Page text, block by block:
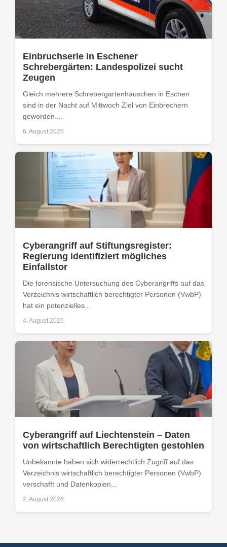
Einbruchserie in Eschener
Schrebergärten: Landespolizei sucht
Zeugen
Gleich mehrere Schrebergartenhäuschen in Eschen
sind in der Nacht auf Mittwoch Ziel von Einbrechern
geworden....
6. August 2026
Cyberangriff auf Stiftungsregister:
Regierung identifiziert mögliches
Einfallstor
Die forensische Untersuchung des Cyberangriffs auf das
Verzeichnis wirtschaftlich berechtigter Personen (VwbP)
hat ein potenzielles...
4. August 2026
Cyberangriff auf Liechtenstein – Daten
von wirtschaftlich Berechtigten gestohlen
Unbekannte haben sich widerrechtlich Zugriff auf das
Verzeichnis wirtschaftlich berechtigter Personen (VwbP)
verschafft und Datenkopien...
2. August 2026